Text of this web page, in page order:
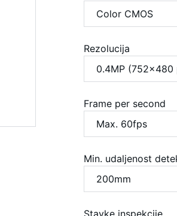
Rezolucija
Frame per second
Min. udaljenost
Stavke inspekcije